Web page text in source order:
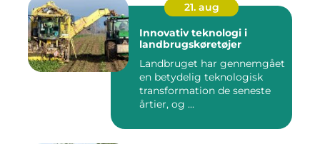
21. aug
Innovativ teknologi i
landbrugskøretøjer
Landbruget har gennemgået
en betydelig teknologisk
transformation de seneste
årtier, og ...